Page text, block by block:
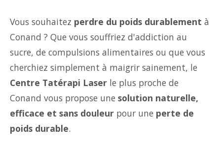
Vous souhaitez perdre du poids durablement à
Conand ? Que vous souffriez d'addiction au
sucre, de compulsions alimentaires ou que vous
cherchiez simplement à maigrir sainement, le
Centre Tatérapi Laser le plus proche de
Conand vous propose une solution naturelle,
efficace et sans douleur pour une perte de
poids durable.